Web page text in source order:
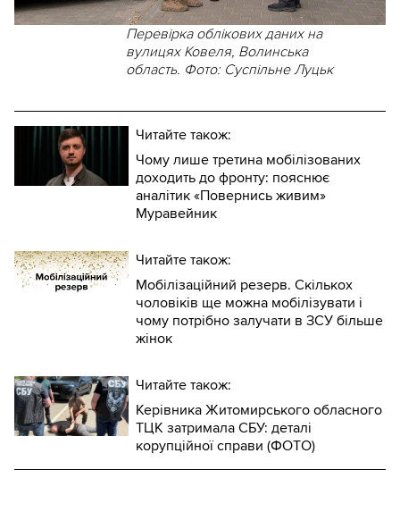
Перевірка облікових даних на
вулицях Ковеля, Волинська
область. Фото: Суспільне Луцьк
Читайте також:
Чому лише третина мобілізованих
доходить до фронту: пояснює
аналітик «Повернись живим»
Муравейник
Читайте також:
Мобілізаційний резерв. Скількох
чоловіків ще можна мобілізувати і
чому потрібно залучати в ЗСУ більше
жінок
Читайте також:
Керівника Житомирського обласного
ТЦК затримала СБУ: деталі
корупційної справи (ФОТО)